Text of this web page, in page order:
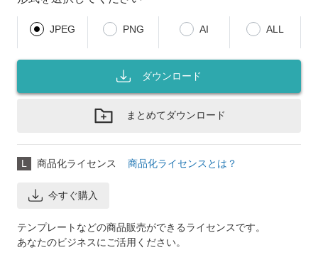
JPEG PNG AI ALL
ダウンロード
まとめてダウンロード
L 商品化ライセンス 商品化ライセンスとは？
今すぐ購入
テンプレートなどの商品販売ができるライセンスです。
あなたのビジネスにご活用ください。